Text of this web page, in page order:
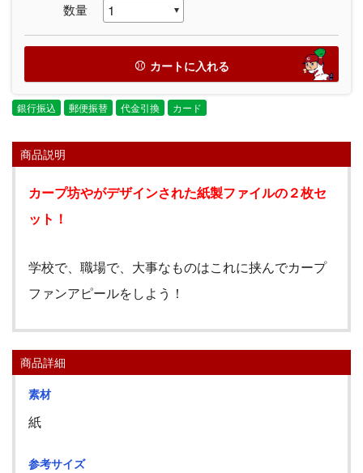
数量
カートに入れる
銀行振込 郵便振替 代金引換 カード
商品説明
カープ坊やがデザインされた紙製ファイルの２枚セ
ット！
学校で、職場で、大事なものはこれに挟んでカープ
ファンアピールをしよう！
商品詳細
素材
紙
参考サイズ